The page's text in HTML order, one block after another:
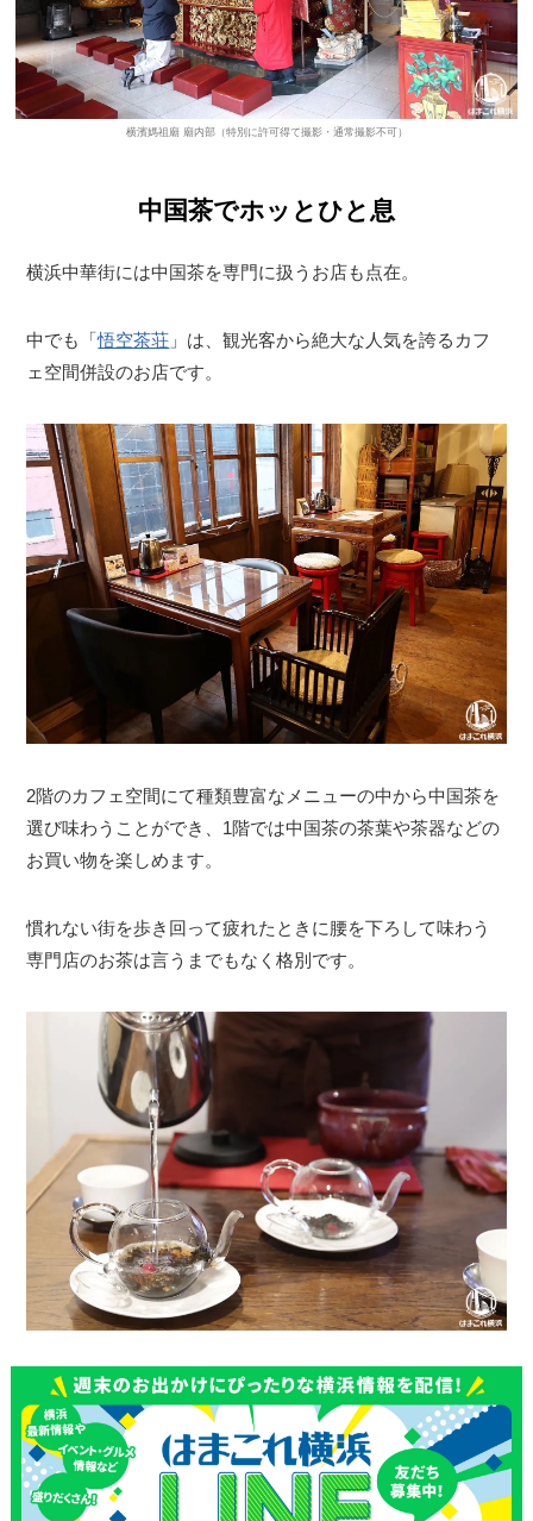
横濱媽祖廟 廟内部（特別に許可得て撮影・通常撮影不可）
中国茶でホッとひと息
横浜中華街には中国茶を専門に扱うお店も点在。
中でも「悟空茶荘 」は、観光客から絶大な人気を誇るカフ
ェ空間併設のお店です。
2階のカフェ空間にて種類豊富なメニューの中から中国茶を
選び味わうことができ、1階では中国茶の茶葉や茶器などの
お買い物を楽しめます。
慣れない街を歩き回って疲れたときに腰を下ろして味わう
専門店のお茶は言うまでもなく格別です。